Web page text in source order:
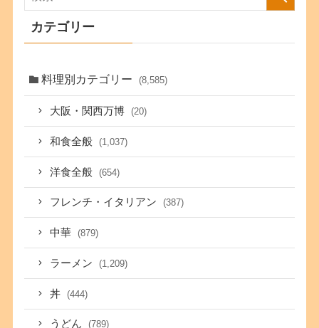
カテゴリー
料理別カテゴリー (8,585)
大阪・関西万博 (20)
和食全般 (1,037)
洋食全般 (654)
フレンチ・イタリアン (387)
中華 (879)
ラーメン (1,209)
丼 (444)
うどん (789)